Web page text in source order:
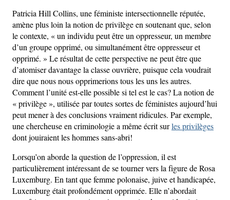
Patricia Hill Collins, une féministe intersectionnelle réputée,
amène plus loin la notion de privilège en soutenant que, selon
le contexte, « un individu peut être un oppresseur, un membre
d’un groupe opprimé, ou simultanément être oppresseur et
opprimé. » Le résultat de cette perspective ne peut être que
d’atomiser davantage la classe ouvrière, puisque cela voudrait
dire que nous nous opprimerions tous les uns les autres.
Comment l’unité est-elle possible si tel est le cas? La notion de
« privilège », utilisée par toutes sortes de féministes aujourd’hui
peut mener à des conclusions vraiment ridicules. Par exemple,
une chercheuse en criminologie a même écrit surles privilèges
dont jouiraient les hommes sans-abri!
Lorsqu’on aborde la question de l’oppression, il est
particulièrement intéressant de se tourner vers la figure de Rosa
Luxemburg. En tant que femme polonaise, juive et handicapée,
Luxemburg était profondément opprimée. Elle n’abordait